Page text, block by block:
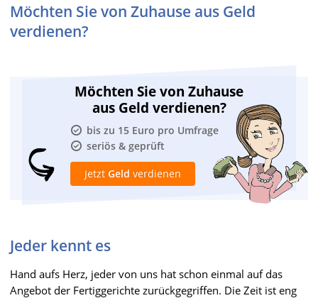
Möchten Sie von Zuhause aus Geld
verdienen?
Möchten Sie von Zuhause
aus Geld verdienen?
bis zu 15 Euro pro Umfrage
seriös & geprüft
Jetzt Geld verdienen
Jeder kennt es
Hand aufs Herz, jeder von uns hat schon einmal auf das
Angebot der Fertiggerichte zurückgegriffen. Die Zeit ist eng